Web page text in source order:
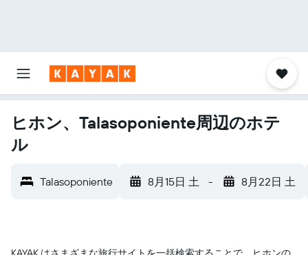
ヒホン、Talasoponiente周辺のホテ
ル
Talasoponiente 8月15日 土 - 8月22日 土